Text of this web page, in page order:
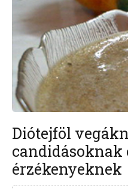
Diótejföl
candidásoknak
érzékenyeknek